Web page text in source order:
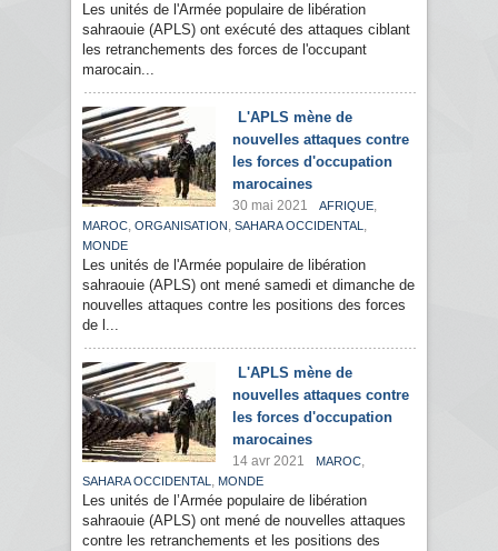
Les unités de l'Armée populaire de libération
sahraouie (APLS) ont exécuté des attaques ciblant
les retranchements des forces de l'occupant
marocain...
L'APLS mène de
nouvelles attaques contre
les forces d'occupation
marocaines
30 mai 2021 AFRIQUE,
MAROC, ORGANISATION , SAHARA OCCIDENTAL ,
MONDE
Les unités de l'Armée populaire de libération
sahraouie (APLS) ont mené samedi et dimanche de
nouvelles attaques contre les positions des forces
de l...
L'APLS mène de
nouvelles attaques contre
les forces d'occupation
marocaines
14 avr 2021 MAROC,
SAHARA OCCIDENTAL , MONDE
Les unités de l’Armée populaire de libération
sahraouie (APLS) ont mené de nouvelles attaques
contre les retranchements et les positions des